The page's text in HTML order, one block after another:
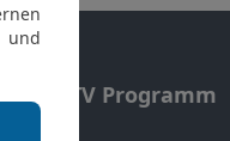
TV Programm